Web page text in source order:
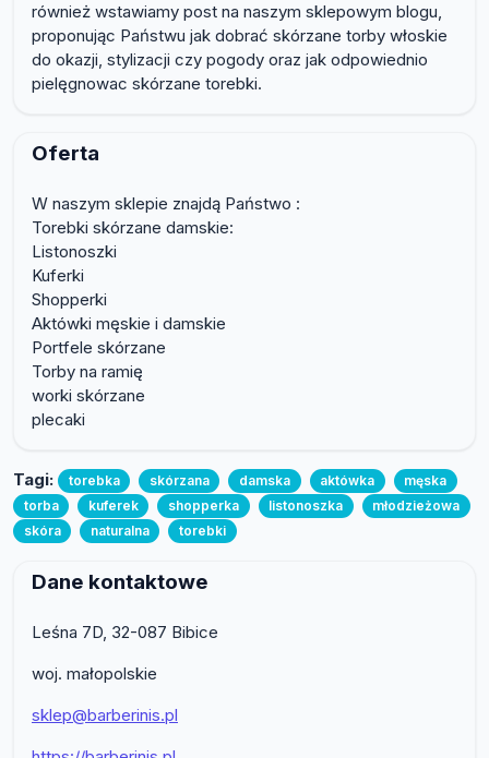
również wstawiamy post na naszym sklepowym blogu,
proponując Państwu jak dobrać skórzane torby włoskie
do okazji, stylizacji czy pogody oraz jak odpowiednio
pielęgnowac skórzane torebki.
Oferta
W naszym sklepie znajdą Państwo :
Torebki skórzane damskie:
Listonoszki
Kuferki
Shopperki
Aktówki męskie i damskie
Portfele skórzane
Torby na ramię
worki skórzane
plecaki
Tagi: torebka skórzana damska aktówka
męska
torba
kuferek shopperka listonoszka
młodzieżowa
skóra
naturalna torebki
Dane kontaktowe
Leśna 7D, 32-087 Bibice
woj. małopolskie
sklep@barberinis.pl